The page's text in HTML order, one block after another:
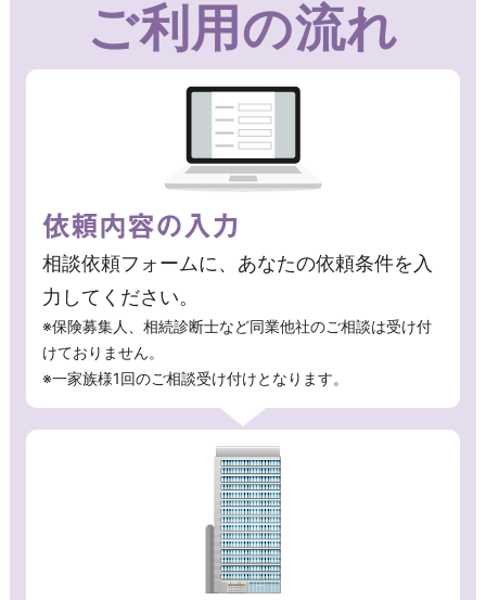
ご利用の流れ
依頼内容の入力
相談依頼フォームに、あなたの依頼条件を入
力してください。
※保険募集人、相続診断士など同業他社のご相談は受け付
けておりません。
※一家族様1回のご相談受け付けとなります。